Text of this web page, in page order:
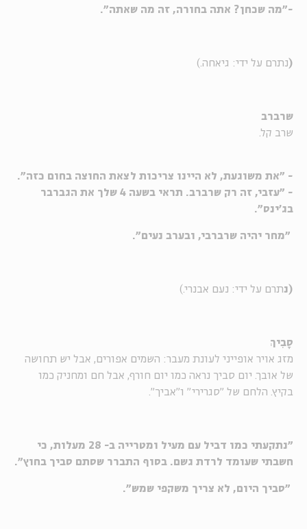
-"מה שכחן? אתה בחורה, זה מה שאתה".
( נתרם על ידי: גיאחה.)
שרברב
שרב קל.
- "את משוגעת, לא היינו צריכות לצאת החוצה בחום כזה".
- "עזבי, זה רק שרברב. תראי בשעה 4 שלך את הגברבר
בג'ינס".
"מחר יהיה שרברבי, ובערב נעים".
(נתרם על ידי: נעם אבנרי.)
סָבִיךְ
מזג אויר אופייני לעונת מעבר: השמים אפורים, אבל יש תחושה
של אובך. יום סביך נראה כמו יום חורף, אבל חם ומחניק כמו
בקיץ. הלחם של "סגרירי" ו"אביך".
"נתקעתי כמו דביל עם מעיל ומטרייה ב- 28 מעלות, כי
חשבתי שעומד לרדת גשם. בסוף התברר שסתם סביך בחוץ".
"סביך היום, לא צריך משקפי שמש".